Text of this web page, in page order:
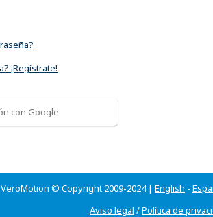
¡Regístrate!
con Google
© Copyright 2009-2024 | English -
Aviso legal /Política de